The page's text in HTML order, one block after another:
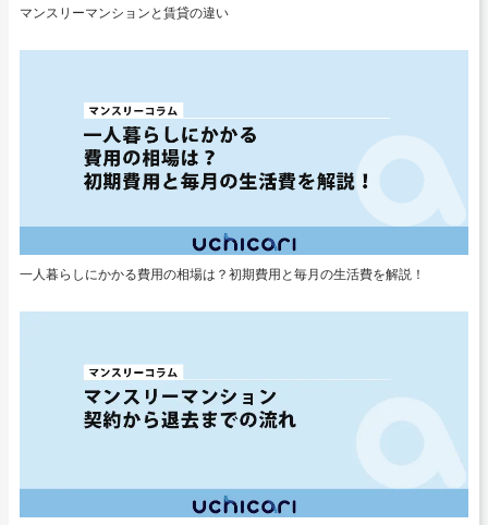
マンスリーマンションと賃貸の違い
一人暮らしにかかる費用の相場は？初期費用と毎月の生活費を解説！